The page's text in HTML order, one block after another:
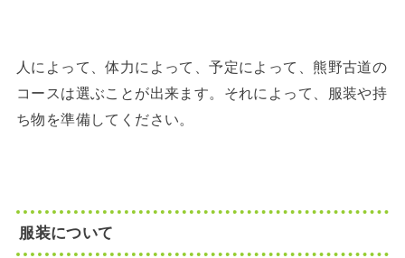
人によって、体力によって、予定によって、熊野古道の
コースは選ぶことが出来ます。それによって、服装や持
ち物を準備してください。
服装について